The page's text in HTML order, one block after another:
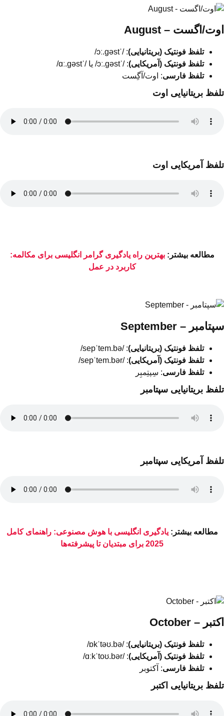
اوت/اگست – August
تلفظ فونتیک (بریتانیایی): /ˈɔː.ɡəst/
تلفظ فونتیک (آمریکایی): /ˈɔː.ɡəst/ یا /ˈɑː.ɡəst/
تلفظ فارسی: اوت/آگِست
تلفظ بریتانیایی اوت
تلفظ آمریکایی اوت
مطالعه بیشتر:بهترین راه یادگیری گرامر انگلیسی برای مکالمه:
کاربرد در عمل
سپتامبر – September
تلفظ فونتیک (بریتانیایی): /sepˈtem.bə/
تلفظ فونتیک (آمریکایی): /sepˈtem.bər/
تلفظ فارسی: سِپتِمبِر
تلفظ بریتانیایی سپتامبر
تلفظ آمریکایی سپتامبر
مطالعه بیشتر:یادگیری انگلیسی با هوش مصنوعی: راهنمای کامل
2025 برای مبتدیان تا پیشرفته‌ها
اکتبر – October
تلفظ فونتیک (بریتانیایی): /ɒkˈtəʊ.bə/
تلفظ فونتیک (آمریکایی): /ɑːkˈtoʊ.bər/
تلفظ فارسی: آکتوبر
تلفظ بریتانیایی اکتبر